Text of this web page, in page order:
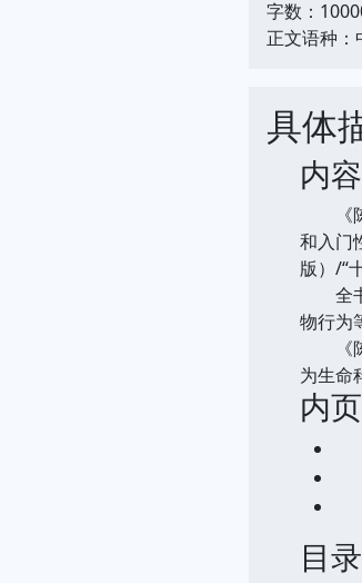
字数：
正文语种：
具体
内
《陈
和入门
版）/“
全书
物行为
《陈
为生命
内
目录